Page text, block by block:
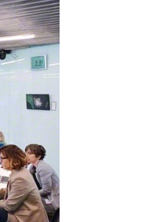
活動
本部の活動
贈呈
連リンク＞
学会総本部
園・納骨堂